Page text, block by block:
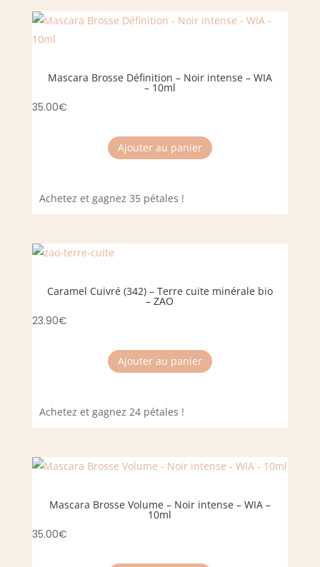
Mascara Brosse Définition – Noir intense – WIA
– 10ml
35.00€
Ajouter au panier
Achetez et gagnez 35 pétales !
Caramel Cuivré (342) – Terre cuite minérale bio
– ZAO
23.90€
Ajouter au panier
Achetez et gagnez 24 pétales !
Mascara Brosse Volume – Noir intense – WIA –
10ml
35.00€